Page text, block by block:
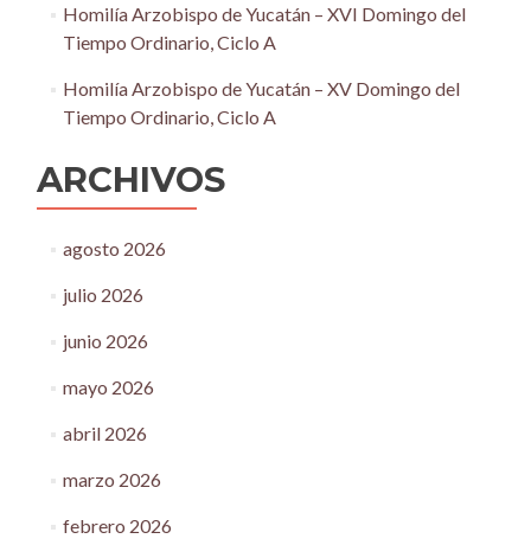
Homilía Arzobispo de Yucatán – XVI Domingo del
Tiempo Ordinario, Ciclo A
Homilía Arzobispo de Yucatán – XV Domingo del
Tiempo Ordinario, Ciclo A
ARCHIVOS
agosto 2026
julio 2026
junio 2026
mayo 2026
abril 2026
marzo 2026
febrero 2026